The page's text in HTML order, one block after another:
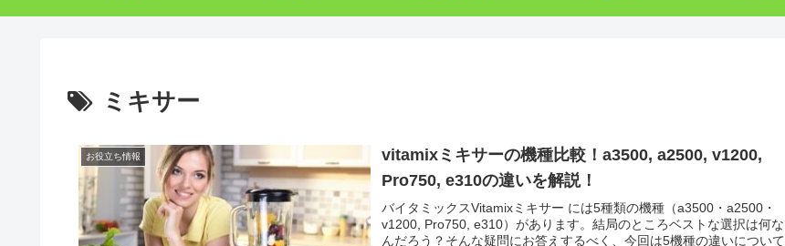
ミキサー
お役立ち情報
vitamixミキサーの機種比較！a3500, a2500, v1200,
Pro750, e310の違いを解説！
バイタミックスVitamixミキサー には5種類の機種（a3500・a2500・
v1200, Pro750, e310）があります。結局のところベストな選択は何な
んだろう？そんな疑問にお答えするべく、今回は5機種の違いについて